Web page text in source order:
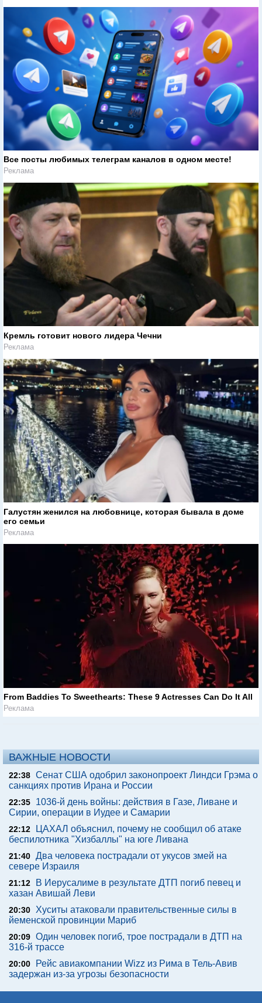
Все посты любимых телеграм каналов в одном месте!
Реклама
Кремль готовит нового лидера Чечни
Реклама
Галустян женился на любовнице, которая бывала в доме
его семьи
Реклама
From Baddies To Sweethearts: These 9 Actresses Can Do It All
Реклама
ВАЖНЫЕ НОВОСТИ
22:38 Сенат США одобрил законопроект Линдси Грэма о
санкциях против Ирана и России
22:35
1036-й день войны: действия в Газе, Ливане и
Сирии, операции в Иудее и Самарии
22:12
ЦАХАЛ объяснил, почему не сообщил об атаке
беспилотника "Хизбаллы" на юге Ливана
21:40 Два человека пострадали от укусов змей на
севере Израиля
21:12
В Иерусалиме в результате ДТП погиб певец и
хазан Авишай Леви
20:30 Хуситы атаковали правительственные силы в
йеменской провинции Мариб
20:09 Один человек погиб, трое пострадали в ДТП на
316-й трассе
20:00
Рейс авиакомпании Wizz из Рима в Тель-Авив
задержан из-за угрозы безопасности